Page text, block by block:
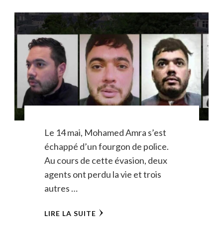
Le 14 mai, Mohamed Amra s’est
échappé d’un fourgon de police.
Au cours de cette évasion, deux
agents ont perdu la vie et trois
autres …
LIRE LA SUITE